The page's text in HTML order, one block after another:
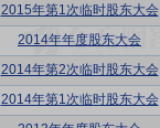
2015年第1次临时股东大会
2014年年度股东大会
2014年第2次临时股东大会
2014年第1次临时股东大会